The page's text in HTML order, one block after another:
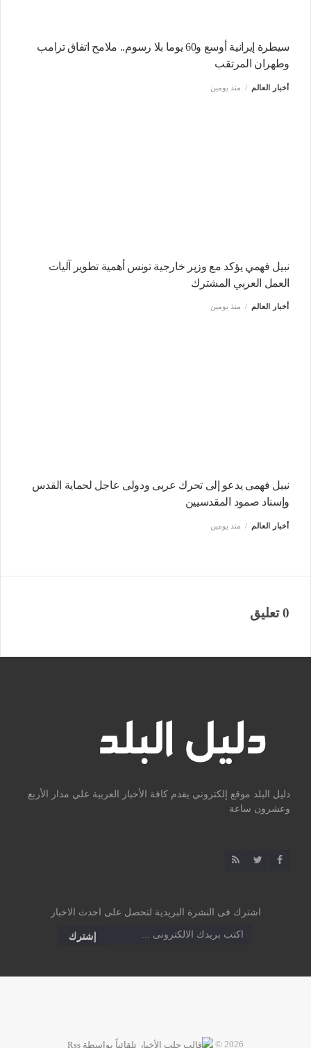
سيطرة إيرانية أوسع و60 يوما بلا رسوم.. ملامح اتفاق ترامب
وطهران المرتقب
أخبار العالم منذ يومين
نبيل فهمي يؤكد مع وزير خارجية تونس أهمية تطوير آليات
العمل العربي المشترك
أخبار العالم منذ يومين
نبيل فهمى يدعو إلى تحرك عربى ودولى عاجل لحماية القدس
وإسناد صمود المقدسيين
أخبار العالم منذ يومين
0 تعليق
دليل البلد موقع إلكتروني يقدم كافة الأخبار العربية علي مدار الأربع
وعشرون ساعة
اشترك فى النشرة البريدية لتحصل على احدث الاخبار
2026 ©